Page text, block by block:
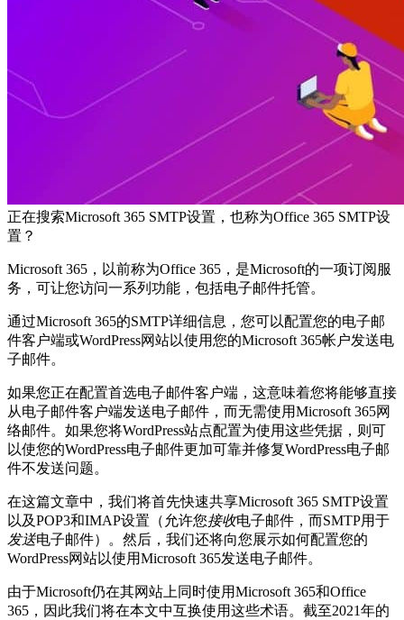
正在搜索Microsoft 365 SMTP设置，也称为Office 365 SMTP设
置？
Microsoft 365，以前称为Office 365，是Microsoft的一项订阅服
务，可让您访问一系列功能，包括电子邮件托管。
通过Microsoft 365的SMTP详细信息，您可以配置您的电子邮
件客户端或WordPress网站以使用您的Microsoft 365帐户发送电
子邮件。
如果您正在配置首选电子邮件客户端，这意味着您将能够直接
从电子邮件客户端发送电子邮件，而无需使用Microsoft 365网
络邮件。如果您将WordPress站点配置为使用这些凭据，则可
以使您的WordPress电子邮件更加可靠并修复WordPress电子邮
件不发送问题。
在这篇文章中，我们将首先快速共享Microsoft 365 SMTP设置
以及POP3和IMAP设置（允许您接收电子邮件，而SMTP用于
发送电子邮件）。然后，我们还将向您展示如何配置您的
WordPress网站以使用Microsoft 365发送电子邮件。
由于Microsoft仍在其网站上同时使用Microsoft 365和Office
365，因此我们将在本文中互换使用这些术语。截至2021年的